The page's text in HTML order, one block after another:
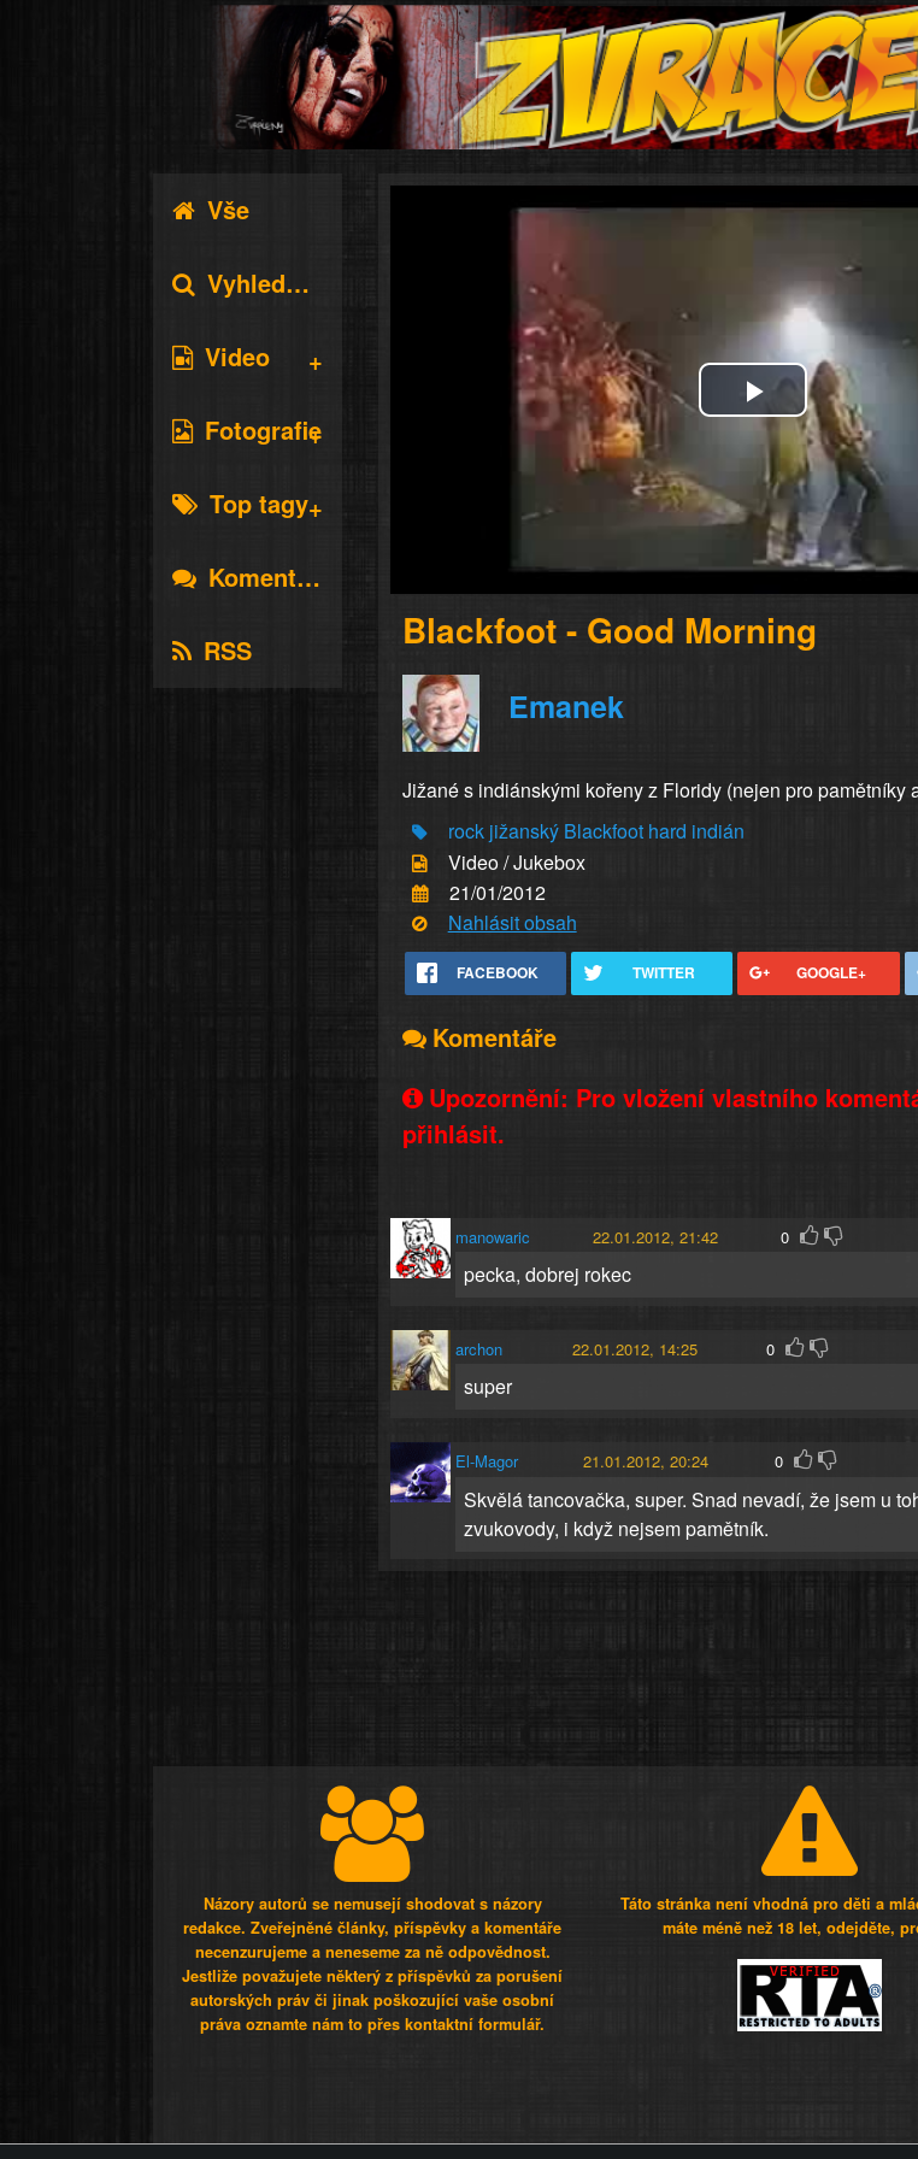
Vše
Vyhledávání
Video
Fotografie
Top tagy
Komentáře
RSS
Play
Video
Blackfoot - Good Morning
Emanek
Jižané s indiánskými kořeny z Floridy (nejen pro pamětníky
rock jižanský Blackfoot hard indián
Video / Jukebox
21/01/2012
Nahlásit obsah
FACEBOOK TWITTER GOOGLE+
Komentáře
Upozornění: Pro vložení vlastního
přihlásit.
manowaric 22.01.2012, 21:42 0
pecka, dobrej rokec
archon 22.01.2012, 14:25 0
super
El-Magor 21.01.2012, 20:24 0
Skvělá tancovačka, super. Snad nevadí, že jsem u
zvukovody, i když nejsem pamětník.
Názory autorů se nemusejí shodovat s názory
redakce. Zveřejněné články, příspěvky a komentáře
necenzurujeme a neneseme za ně odpovědnost.
Jestliže považujete některý z příspěvků za porušení
autorských práv či jinak poškozující vaše osobní
práva oznamte nám to přes kontaktní formulář.
Táto stránka není vhodná pro děti a
máte méně než 18 let, odejděte,